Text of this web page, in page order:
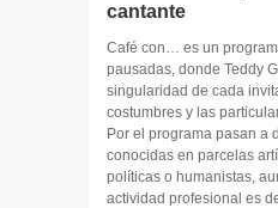
cantante
Café con… es un
pausadas, donde Teddy
singularidad de cada
costumbres y las
Por el programa pasan a
conocidas en parcelas
políticas o humanistas,
actividad profesional es